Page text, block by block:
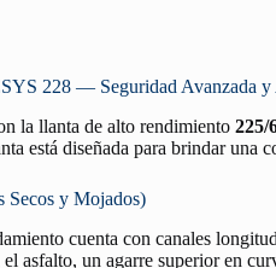
228 — Seguridad Avanzada y
la llanta de alto rendimiento 225/
está diseñada para brindar
Secos y Mojados)
cuenta con canales
asfalto, un agarre superior en